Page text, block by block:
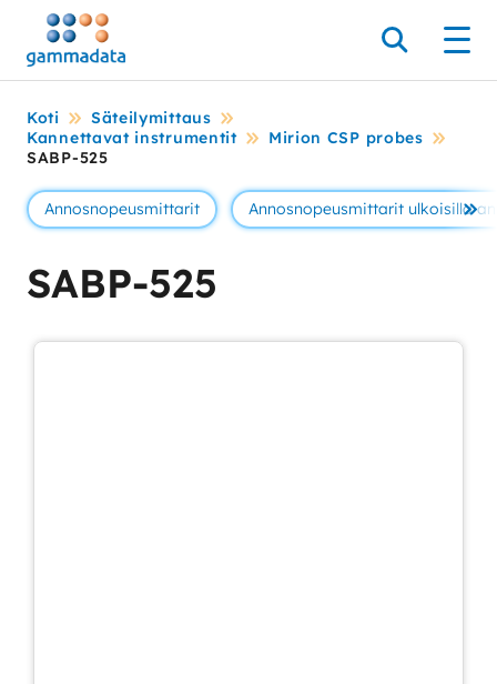
Siirry
pääsisältöönt
Hae
Koti
Säteilymittaus
Kannettavat instrumentit
Mirion CSP probes
SABP-525
Annosnopeusmittarit Annosnopeusmittarit ulkoisillaSe
SABP-525